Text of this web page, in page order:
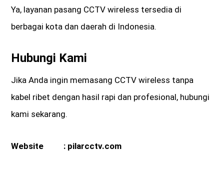
Ya, layanan pasang CCTV wireless tersedia di
berbagai kota dan daerah di Indonesia.
Hubungi Kami
Jika Anda ingin memasang CCTV wireless tanpa
kabel ribet dengan hasil rapi dan profesional, hubungi
kami sekarang.
Website : pilarcctv.com